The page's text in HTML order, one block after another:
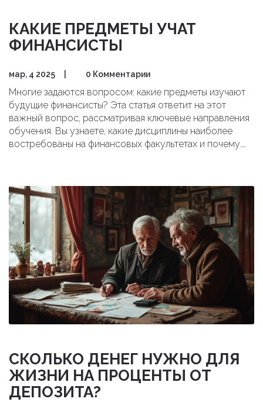
КАКИЕ ПРЕДМЕТЫ УЧАТ
ФИНАНСИСТЫ
мар, 4 2025 0 Комментарии
Многие задаются вопросом: какие предметы изучают
будущие финансисты? Эта статья ответит на этот
важный вопрос, рассматривая ключевые направления
обучения. Вы узнаете, какие дисциплины наиболее
востребованы на финансовых факультетах и почему.
СКОЛЬКО ДЕНЕГ НУЖНО ДЛЯ
ЖИЗНИ НА ПРОЦЕНТЫ ОТ
ДЕПОЗИТА?